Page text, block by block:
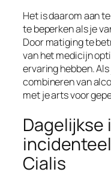
Het is daarom aan
te beperken als je
Door matiging te
van het medicijn
ervaring hebben.
combineren van
met je arts voor
Dagelijkse
Cialis